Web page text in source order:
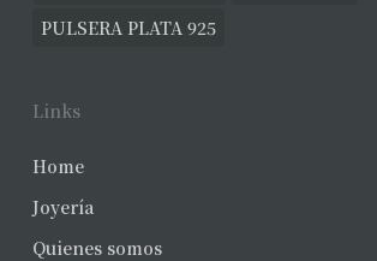
PULSERA PLATA 925
Links
Home
Joyería
Quienes somos